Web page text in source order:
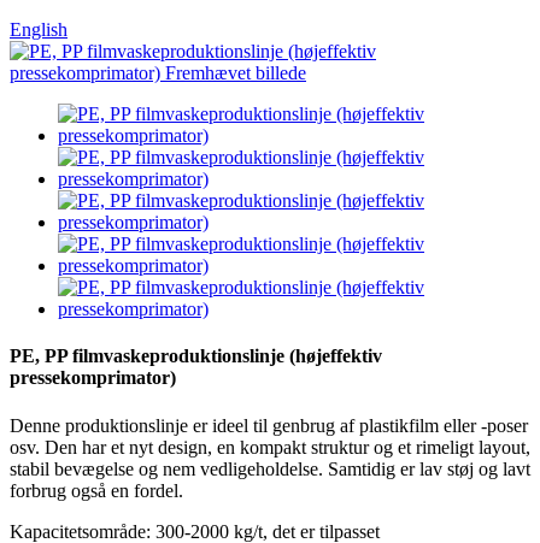
English
PE, PP filmvaskeproduktionslinje (højeffektiv
pressekomprimator)
Denne produktionslinje er ideel til genbrug af plastikfilm eller -poser
osv. Den har et nyt design, en kompakt struktur og et rimeligt layout,
stabil bevægelse og nem vedligeholdelse. Samtidig er lav støj og lavt
forbrug også en fordel.
Kapacitetsområde: 300-2000 kg/t, det er tilpasset